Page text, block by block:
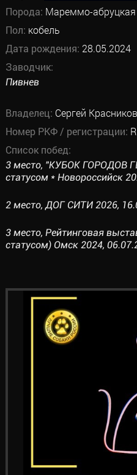
Порода: Мареммо-абруцкая
Пол: кобель
Дата рождения: 28.05.2024
Заводчик:
Пивнев
Владелец: Сергей Красников
Номер РКФ / регистрации:
Список побед:
3 место, "КУБОК ГОРОДОВ
статусом * Новороссийск
2 место, ДОГ СИТИ 2026,
3 место, Рейтинговая
статусом) Омск 2024,